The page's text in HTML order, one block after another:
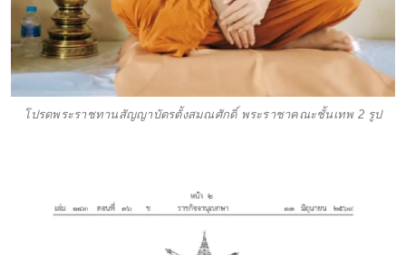
โปรดพระราชทานสัญญาบัตรตั้งสมณศักดิ์ พระราชาคณะชั้นเทพ 2 รูป